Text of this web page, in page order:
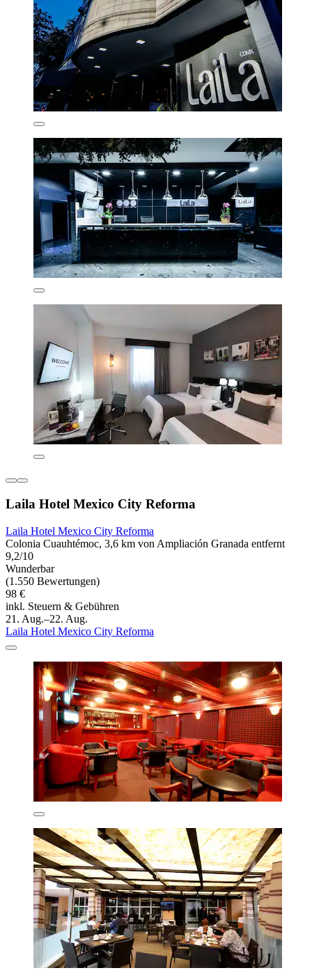
Laila Hotel Mexico City Reforma
Laila Hotel Mexico City Reforma
Colonia Cuauhtémoc, 3,6 km von Ampliación Granada entfernt
9,2/10
Wunderbar
(1.550 Bewertungen)
98 €
inkl. Steuern & Gebühren
21. Aug.–22. Aug.
Laila Hotel Mexico City Reforma